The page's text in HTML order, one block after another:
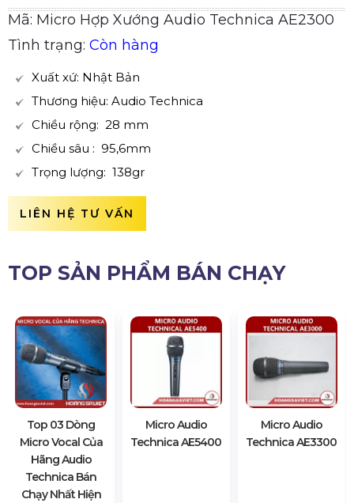
Mã: Micro Hợp Xướng Audio Technica AE2300
Tình trạng: Còn hàng
Xuất xứ: Nhật Bản
Thương hiệu: Audio Technica
Chiều rộng: 28 mm
Chiều sâu : 95,6mm
Trọng lượng: 138gr
LIÊN HỆ TƯ VẤN
TOP SẢN PHẨM BÁN CHẠY
Top 03 Dòng
Micro Vocal Của
Hãng Audio
Technica Bán
Chạy Nhất Hiện
Micro Audio
Technica AE5400
Micro Audio
Technica AE3300